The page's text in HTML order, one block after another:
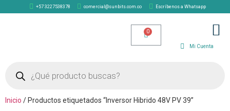
+57 3227538378 comercial@sunbits.com.co Escríbenos a Whatsapp
Mi Cuenta
Inicio / Productos etiquetados “Inversor Hibrido 48V PV 39”